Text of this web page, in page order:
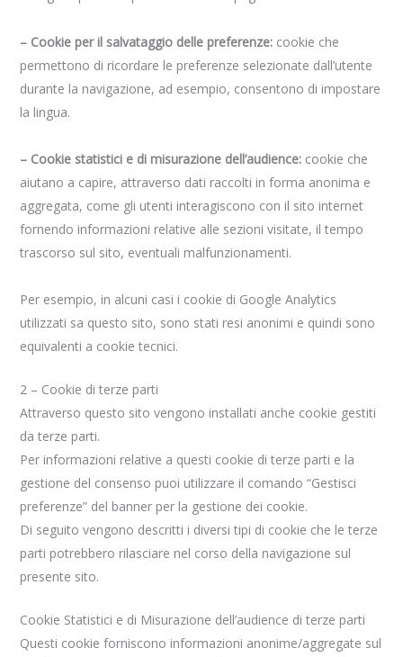
– Cookie per il salvataggio delle preferenze:cookie che
permettono di ricordare le preferenze selezionate dall’utente
durante la navigazione, ad esempio, consentono di impostare
la lingua.
– Cookie statistici e di misurazione dell’audience:cookie che
aiutano a capire, attraverso dati raccolti in forma anonima e
aggregata, come gli utenti interagiscono con il sito internet
fornendo informazioni relative alle sezioni visitate, il tempo
trascorso sul sito, eventuali malfunzionamenti.
Per esempio, in alcuni casi i cookie di Google Analytics
utilizzati sa questo sito, sono stati resi anonimi e quindi sono
equivalenti a cookie tecnici.
2 – Cookie di terze parti
Attraverso questo sito vengono installati anche cookie gestiti
da terze parti.
Per informazioni relative a questi cookie di terze parti e la
gestione del consenso puoi utilizzare il comando “Gestisci
preferenze” del banner per la gestione dei cookie.
Di seguito vengono descritti i diversi tipi di cookie che le terze
parti potrebbero rilasciare nel corso della navigazione sul
presente sito.
Cookie Statistici e di Misurazione dell’audience di terze parti
Questi cookie forniscono informazioni anonime/aggregate sul